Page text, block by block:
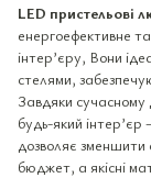
LED пристельові
енергоефективне
інтер’єру, Вони
стелями,
Завдяки сучасному
будь-який
дозволяє
бюджет, а якісні